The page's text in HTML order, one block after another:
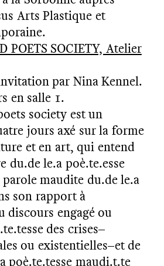
Arts Plastique et
POETS SOCIETY, Atelier
par Nina Kennel.
en salle 1.
society est un
jours axé sur la forme
et en art, qui entend
du.de le.a poè.te.esse
maudite du.de le.a
son rapport à
discours engagé ou
des crises–
ou existentielles–et de
poè.te.tesse maudi.t.te